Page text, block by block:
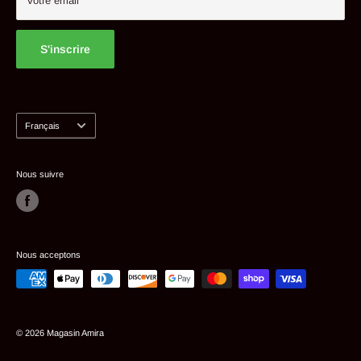
S'inscrire
Français
Nous suivre
Nous acceptons
© 2026 Magasin Amira